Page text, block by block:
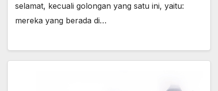
selamat, kecuali golongan yang satu ini, yaitu:
mereka yang berada di…